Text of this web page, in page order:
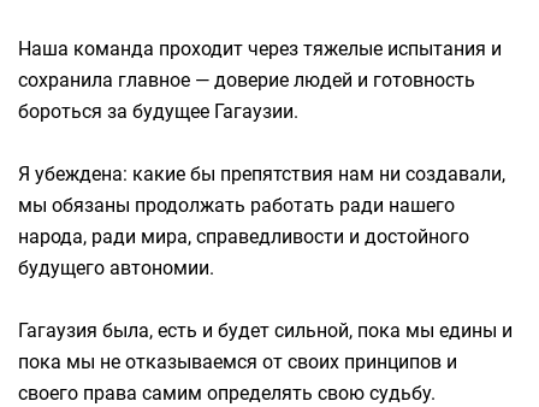
Наша команда проходит через тяжелые испытания и
сохранила главное — доверие людей и готовность
бороться за будущее Гагаузии.
Я убеждена: какие бы препятствия нам ни создавали,
мы обязаны продолжать работать ради нашего
народа, ради мира, справедливости и достойного
будущего автономии.
Гагаузия была, есть и будет сильной, пока мы едины и
пока мы не отказываемся от своих принципов и
своего права самим определять свою судьбу.